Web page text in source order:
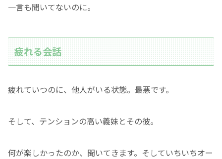
一言も聞いてないのに。
疲れる会話
疲れていつのに、他人がいる状態。最悪です。
そして、テンションの高い義妹とその彼。
何が楽しかったのか、聞いてきます。そしていちいちオー